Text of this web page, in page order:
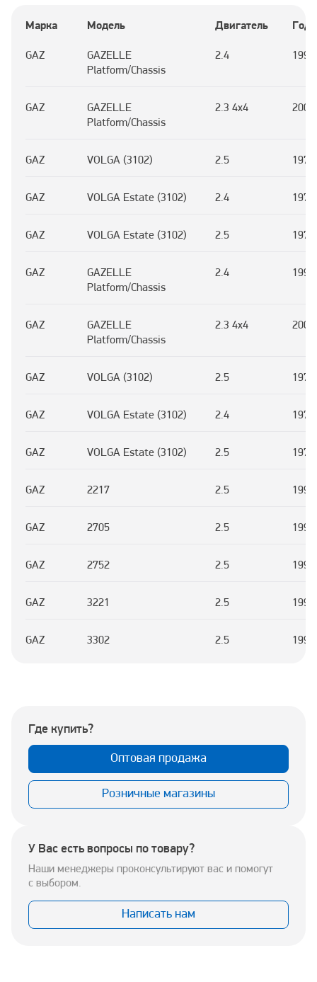
Марка Модель Двигатель Год
GAZ
GAZELLE
Platform/Chassis
2.4
GAZ
GAZELLE
Platform/Chassis
2.3 4x4
GAZ VOLGA (3102) 2.5
GAZ VOLGA Estate (3102) 2.4
GAZ VOLGA Estate (3102) 2.5
GAZ
GAZELLE
Platform/Chassis
2.4
GAZ
GAZELLE
Platform/Chassis
2.3 4x4
GAZ VOLGA (3102) 2.5
GAZ VOLGA Estate (3102) 2.4
GAZ VOLGA Estate (3102) 2.5
GAZ 2217 2.5
GAZ 2705 2.5
GAZ 2752 2.5
GAZ 3221 2.5
GAZ 3302 2.5
Где купить?
Оптовая продажа
Розничные магазины
У Вас есть вопросы по товару?
Наши менеджеры проконсультируют вас и помогут
с выбором.
Написать нам